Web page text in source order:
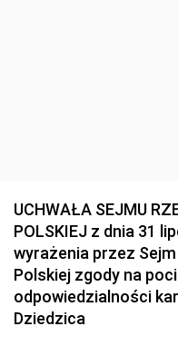
UCHWAŁA SEJMU
POLSKIEJ z dnia 31
wyrażenia przez
Polskiej zgody na
odpowiedzialności
Dziedzica